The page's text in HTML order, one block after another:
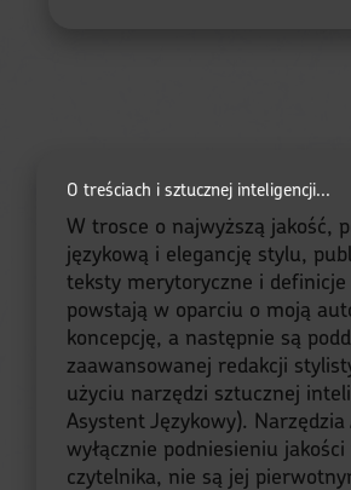
O treściach i sztucznej inteligencji...
W trosce o najwyższą jakość,
językową i elegancję stylu,
teksty merytoryczne i
powstają w oparciu o moją
koncepcję, a następnie są
zaawansowanej redakcji
użyciu narzędzi sztucznej
Asystent Językowy). Narzędzia
wyłącznie podniesieniu
czytelnika, nie są jej